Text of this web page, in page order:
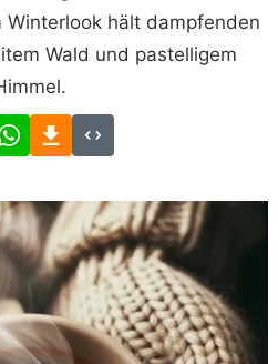
Winterlook hält dampfenden
Wald und pastelligem